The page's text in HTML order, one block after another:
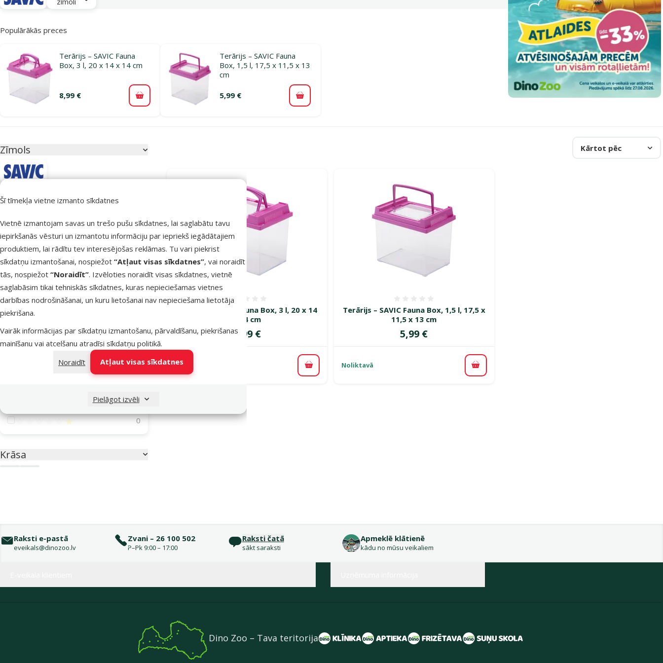
Šī tīmekļa vietne izmanto sīkdatnes
Vietnē izmantojam savas un trešo pušu sīkdatnes, lai saglabātu tavu
iepirkšanās vēsturi un izmantotu informāciju par iepriekš iegādātajiem
produktiem, lai rādītu tev interesējošas reklāmas. Tu vari piekrist
sīkdatņu izmantošanai, nospiežot “Atļaut visas sīkdatnes”, vai noraidīt
tās, nospiežot “Noraidīt”. Izvēloties noraidīt visas sīkdatnes, vietnē
saglabāsim tikai tehniskās sīkdatnes, kuras nepieciešamas vietnes
darbības nodrošināšanai, un kuru lietošanai nav nepieciešama lietotāja
piekrišana.
Vairāk informācijas par sīkdatņu izmantošanu, pārvaldīšanu, piekrišanas
mainīšanu vai atcelšanu atradīsi sīkdatņu politikā.
Noraidīt
Atļaut visas sīkdatnes
Pielāgot izvēli
Populārākās preces
Terārijs – SAVIC Fauna
Box, 3 l, 20 x 14 x 14 cm
8,99 € Pievienot grozam
Terārijs – SAVIC Fauna
Box, 1,5 l, 17,5 x 11,5 x 13
cm
5,99 € Pievienot grozam
Zīmols
Atlasīt pēc zīmola
Savic 2
Cena
5 € 9 €
Atsauksmes
Atsauksmes 100%
0
Atsauksmes 80%
0
Atsauksmes 40%
0
Atsauksmes 20%
0
Krāsa
Kārtot pēc
Produkti kategorijā Akvāriji gailīšiem
Terārijs – SAVIC Fauna Box, 3 l, 20 x 14
x 14 cm
Cena
8,99 €
Noliktavā Pievienot grozam
Terārijs – SAVIC Fauna Box, 1,5 l, 17,5 x
11,5 x 13 cm
Cena
5,99 €
Noliktavā Pievienot grozam
Raksti e-pastā
eveikals@dinozoo.lv
Zvani – 26 100 502
P–Pk 9:00 – 17:00
Raksti čatā
sākt saraksti
Apmeklē klātienē
kādu no mūsu veikaliem
Dino Zoo – Tava teritorija